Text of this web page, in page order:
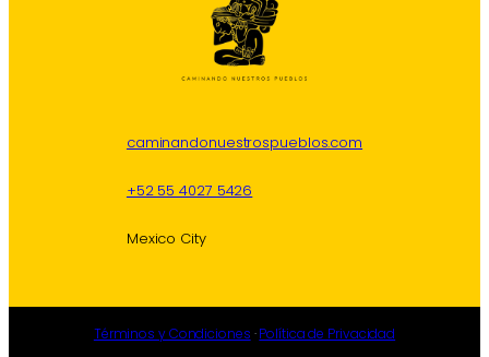
caminandonuestrospueblos.com
+52 55 4027 5426
Mexico City
Términos y Condiciones ·Política de Privacidad